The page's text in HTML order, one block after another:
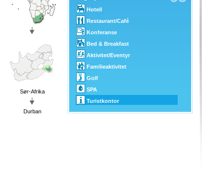
Sør-Afrika
Durban
Hotell
Restaurant/Café
Konferanse
Bed & Breakfast
Aktivitet/Eventyr
Familieaktivitet
Golf
SPA
Turistkontor